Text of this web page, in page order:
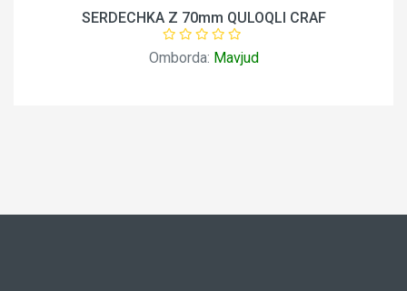
SERDECHKA Z 70mm QULOQLI CRAF
Omborda: Mavjud